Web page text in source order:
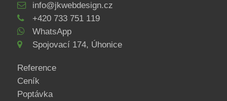
info@jkwebdesign.cz
+420 733 751 119
WhatsApp
Spojovací 174, Úhonice
Reference
Ceník
Poptávka